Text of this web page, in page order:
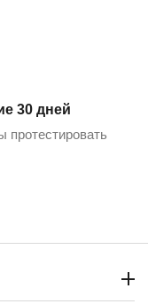
30 дней
протестировать